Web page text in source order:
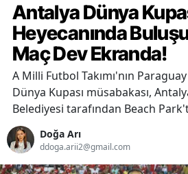
Antalya Dünya
Heyecanında
Maç Dev Ekranda!
A Milli Futbol Takımı'nın
Dünya Kupası müsabakası,
Belediyesi tarafından Beach
Doğa Arı
ddoga.arii2@gmail.com